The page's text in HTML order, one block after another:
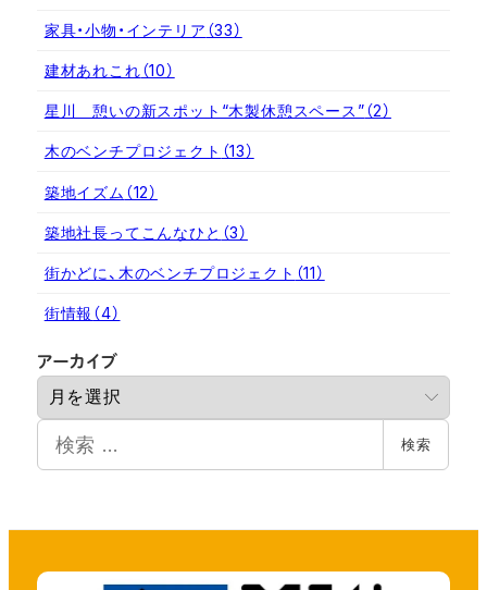
家具・小物・インテリア （33）
建材あれこれ（10）
星川 憩いの新スポット“木製休憩スペース”（2）
木のベンチプロジェクト （13）
築地イズム （12）
築地社長ってこんなひと （3）
街かどに、木のベンチプロジェクト （11）
街情報 （4）
アーカイブ
カ
検索